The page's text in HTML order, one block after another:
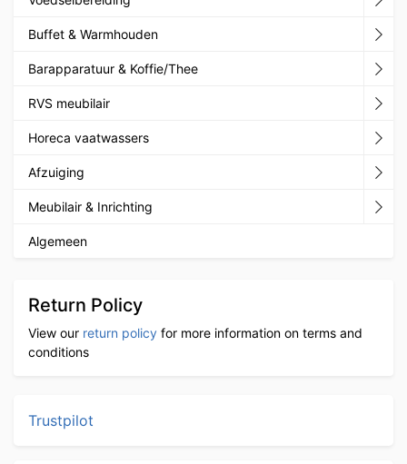
Buffet & Warmhouden
Barapparatuur & Koffie/Thee
RVS meubilair
Horeca vaatwassers
Afzuiging
Meubilair & Inrichting
Algemeen
Return Policy
View our return policy for more information on terms and
conditions
Trustpilot